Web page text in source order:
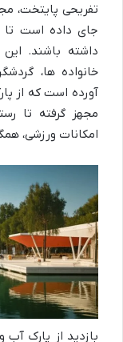
تفریحی پایتخت،
جای داده است تا
داشته باشند. این
خانواده ها،
آورده است که از
مجهز گرفته تا
امکانات ورزشی،
بازدید از پارک